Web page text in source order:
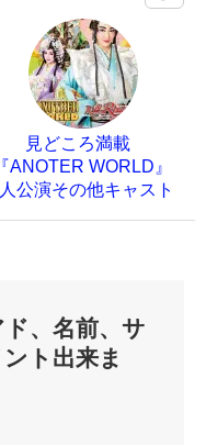
見どころ満載
ANOTER WORLD』
公演その他キャスト
、名前、サ
ト出来ま